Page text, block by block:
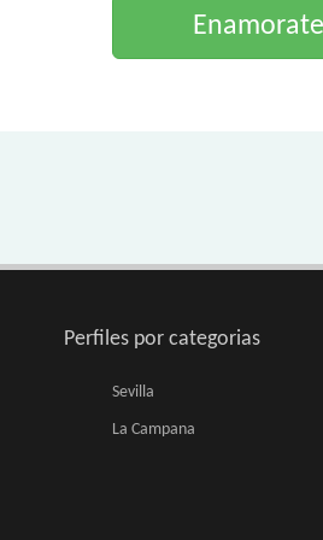
Perfiles por categorias
Sevilla
La Campana